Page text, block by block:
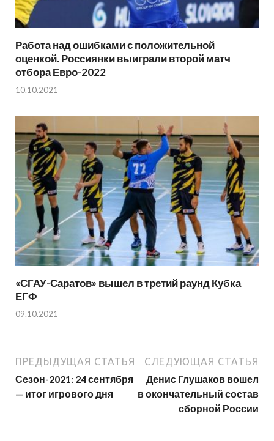
Работа над ошибками с положительной
оценкой. Россиянки выиграли второй матч
отбора Евро-2022
10.10.2021
«СГАУ-Саратов» вышел в третий раунд Кубка
ЕГФ
09.10.2021
ПРЕДЫДУЩАЯ СТАТЬЯ
Сезон-2021: 24 сентября
— итог игрового дня
СЛЕДУЮЩАЯ СТАТЬЯ
Денис Глушаков вошел
в окончательный состав
сборной России